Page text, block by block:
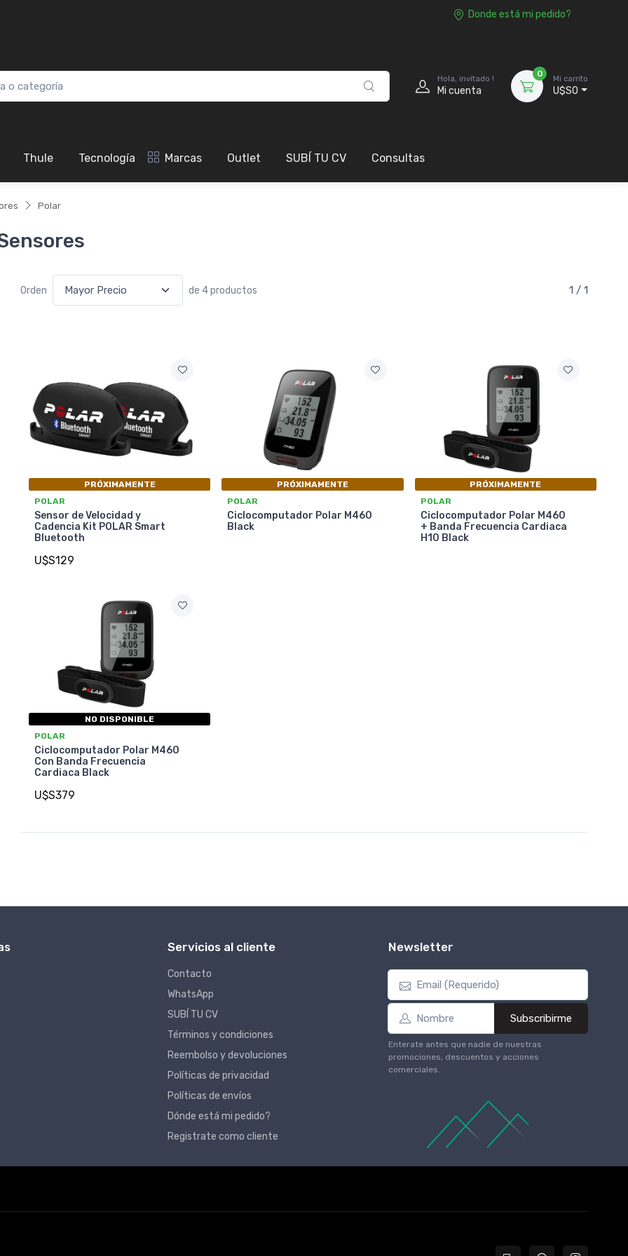
Donde está mi pedido?
Hola, invitado !
Mi cuenta
0
Mi carrito
U$S0
Thule Tecnología Marcas Outlet SUBÍ TU CV Consultas
Polar
Orden de 4 productos 1 / 1
PRÓXIMAMENTE
POLAR
Sensor de Velocidad y
Cadencia Kit POLAR Smart
Bluetooth
U$S129
PRÓXIMAMENTE
POLAR
Ciclocomputador Polar M460
Black
PRÓXIMAMENTE
POLAR
Ciclocomputador Polar M460
+ Banda Frecuencia Cardiaca
H10 Black
NO DISPONIBLE
POLAR
Ciclocomputador Polar M460
Con Banda Frecuencia
Cardiaca Black
U$S379
Servicios al cliente
Contacto
WhatsApp
SUBÍ TU CV
Términos y condiciones
Reembolso y devoluciones
Políticas de privacidad
Políticas de envíos
Dónde está mi pedido?
Registrate como cliente
Newsletter
Subscribirme
Enterate antes que nadie de nuestras
promociones, descuentos y acciones
comerciales.